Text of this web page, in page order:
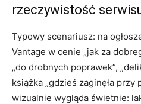
rzeczywistość
Typowy scenariusz: na
Vantage w cenie „jak za
„do drobnych poprawek”,
książka „gdzieś zaginęła przy
wizualnie wygląda świetnie: